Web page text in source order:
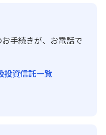
手続きが、お電話で
投資信託一覧